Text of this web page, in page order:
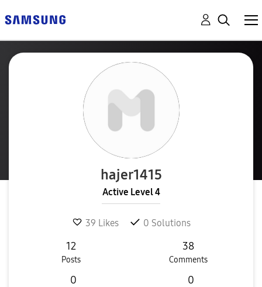
hajer1415
Active Level 4
39 Likes 0 Solutions
12
Posts
38
Comments
0 0